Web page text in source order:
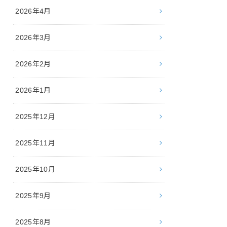
2026年4月
2026年3月
2026年2月
2026年1月
2025年12月
2025年11月
2025年10月
2025年9月
2025年8月